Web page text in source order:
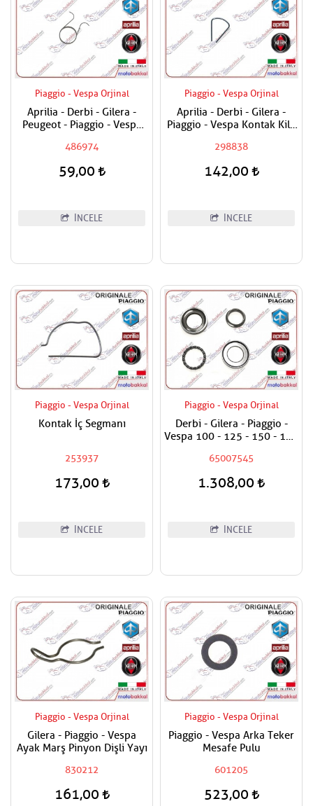
Piaggio - Vespa Orjinal
Aprilia - Derbi - Gilera -
Peugeot - Piaggio - Vespa
486974
59,00
İNCELE
Piaggio - Vespa Orjinal
Aprilia - Derbi - Gilera -
Piaggio - Vespa Kontak Kilit
298838
142,00
İNCELE
Piaggio - Vespa Orjinal
Kontak İç Segmanı
253937
173,00
İNCELE
Piaggio - Vespa Orjinal
Derbi - Gilera - Piaggio -
Vespa 100 - 125 - 150 - 180
Maşa Rulman Set Alt - Furş
Rulman Set Alt
65007545
1.308,00
İNCELE
Piaggio - Vespa Orjinal
Gilera - Piaggio - Vespa
Ayak Marş Pinyon Dişli Yayı
830212
161,00
Piaggio - Vespa Orjinal
Piaggio - Vespa Arka Teker
Mesafe Pulu
601205
523,00